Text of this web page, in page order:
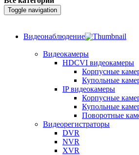
Toggle navigation
Видеонаблюдение
Видеокамеры
HDCVI видеокамеры
Корпусные
Купольные
IP видеокамеры
Корпусные
Купольные
Поворотные
Видеорегистраторы
DVR
NVR
XVR